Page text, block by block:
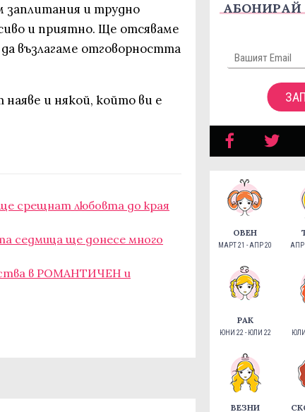
заплитания и трудно
и приятно. Ще отсяваме
възлагаме отговорността
и някой, който ви е
срещнат любовта до края
седмица ще донесе много
в РОМАНТИЧЕН и
АБОНИРАЙ
ОВЕН
МАРТ 21 - АПР 20 АПР
РАК
ЮНИ 22 - ЮЛИ 22
ВЕЗНИ